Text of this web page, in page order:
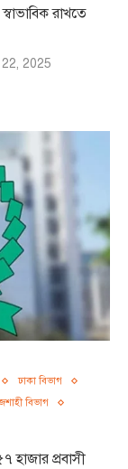
রাখতে
2025
ঢাকা বিভাগ
বিভাগ
হাজার প্রবাসী